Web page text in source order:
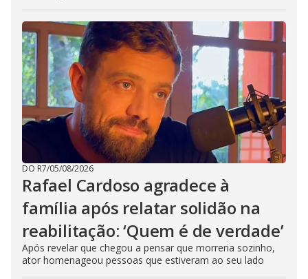
DO R7/05/08/2026
Rafael Cardoso agradece à
família após relatar solidão na
reabilitação: ‘Quem é de verdade’
Após revelar que chegou a pensar que morreria sozinho,
ator homenageou pessoas que estiveram ao seu lado